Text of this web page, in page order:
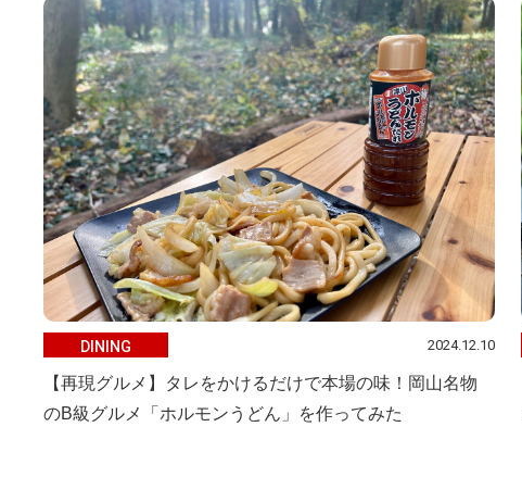
DINING 2024.12.10
【再現グルメ】タレをかけるだけで本場の味！岡山名物
のB級グルメ「ホルモンうどん」を作ってみた